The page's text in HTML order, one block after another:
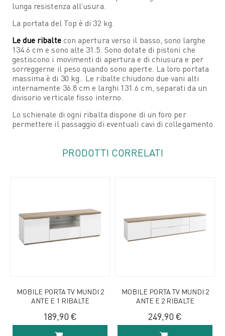
lunga resistenza all’usura.
La portata del Top è di 32 kg.
Le due ribalte con apertura verso il basso, sono larghe
134.6 cm e sono alte 31.5. Sono dotate di pistoni che
gestiscono i movimenti di apertura e di chiusura e per
sorreggerne il peso quando sono aperte. La loro portata
massima è di 30 kg.. Le ribalte chiudono due vani alti
internamente 36.8 cm e larghi 131.6 cm, separati da un
divisorio verticale fisso interno.
Lo schienale di ogni ribalta dispone di un foro per
permettere il passaggio di eventuali cavi di collegamento.
PRODOTTI CORRELATI
MOBILE PORTA TV MUNDI 2
ANTE E 1 RIBALTE
189,90 €
MOBILE PORTA TV MUNDI 2
ANTE E 2 RIBALTE
249,90 €